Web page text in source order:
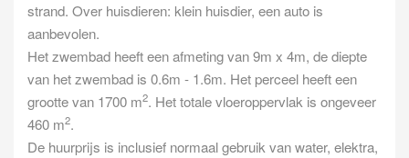
strand. Over huisdieren: klein huisdier, een auto is
aanbevolen.
Het zwembad heeft een afmeting van 9m x 4m, de diepte
van het zwembad is 0.6m - 1.6m. Het perceel heeft een
grootte van 1700 m2. Het totale vloeroppervlak is ongeveer
460 m2.
De huurprijs is inclusief normaal gebruik van water, elektra,